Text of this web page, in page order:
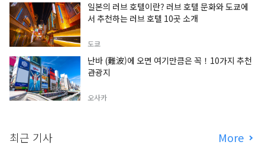
일본의 러브 호텔이란? 러브 호텔 문화와 도쿄에
서 추천하는 러브 호텔 10곳 소개
도쿄
난바 (難波)에 오면 여기만큼은 꼭！10가지 추천
관광지
오사카
최근 기사 More